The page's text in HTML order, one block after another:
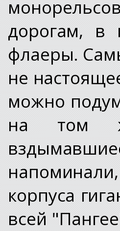
дорогам, в
флаеры.
не
можно
на том
корпуса
всей